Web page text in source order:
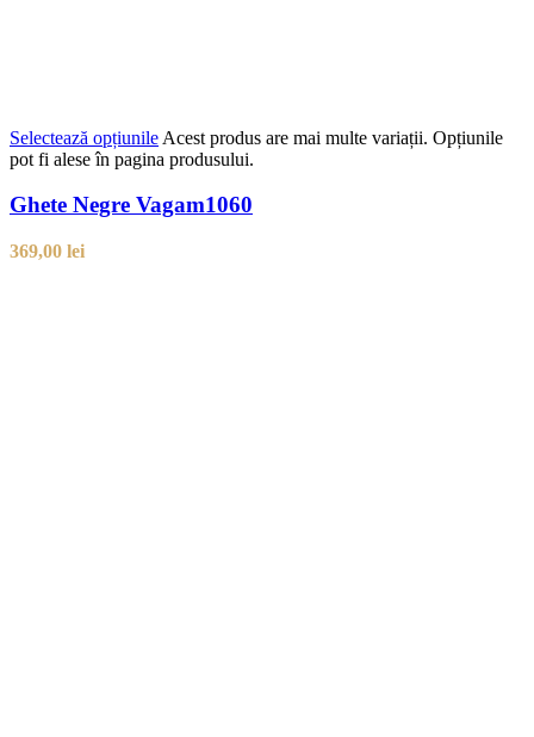
Selectează opțiunile Acest produs are mai multe variații. Opțiunile
pot fi alese în pagina produsului.
Ghete Negre Vagam1060
369,00 lei